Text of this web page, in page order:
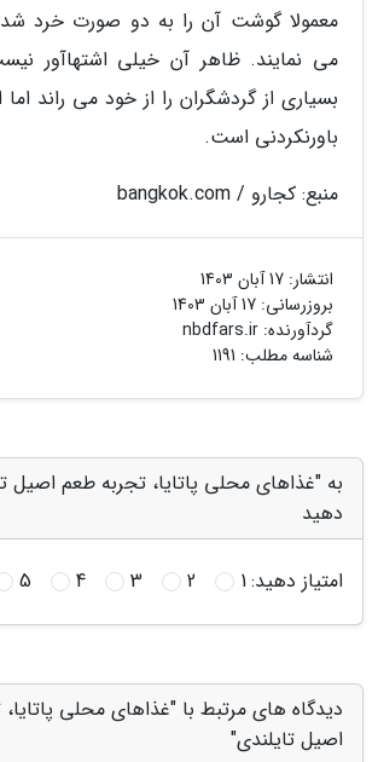
معمولا گوشت آن را به دو صورت خرد
می نمایند. ظاهر آن خیلی اشتهاآور
بسیاری از گردشگران را از خود می راند
باورنکردنی است.
منبع: کجارو / bangkok.com
انتشار: 17 آبان 1403
بروزرسانی: 17 آبان 1403
گردآورنده: nbdfars.ir
شناسه مطلب: 1191
به "غذاهای محلی پاتایا، تجربه طعم اصیل
دهید
امتیاز دهید:1
2
3
4
5
دیدگاه های مرتبط با "غذاهای محلی
اصیل تایلندی"